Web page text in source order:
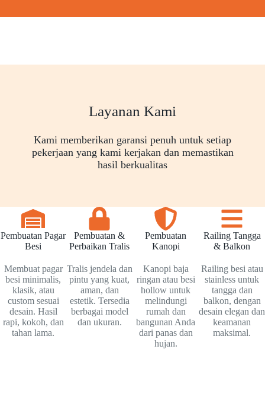
Layanan Kami
Kami memberikan garansi penuh untuk setiap
pekerjaan yang kami kerjakan dan memastikan
hasil berkualitas
Pembuatan Pagar
Besi
Membuat pagar
besi minimalis,
klasik, atau
custom sesuai
desain. Hasil
rapi, kokoh, dan
tahan lama.
Pembuatan &
Perbaikan Tralis
Tralis jendela dan
pintu yang kuat,
aman, dan
estetik. Tersedia
berbagai model
dan ukuran.
Pembuatan
Kanopi
Kanopi baja
ringan atau besi
hollow untuk
melindungi
rumah dan
bangunan Anda
dari panas dan
hujan.
Railing Tangga
& Balkon
Railing besi atau
stainless untuk
tangga dan
balkon, dengan
desain elegan dan
keamanan
maksimal.